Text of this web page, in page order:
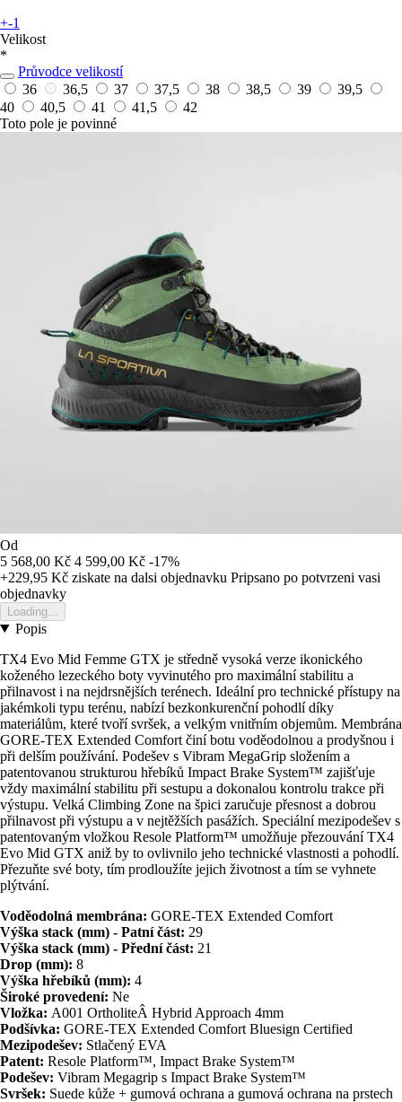
+-1
Velikost
*
Průvodce velikostí
36
36,5 37 37,5 38 38,5 39
39,5
40
40,5 41 41,5
42
Toto pole je povinné
Od
5 568,00 Kč 4 599,00 Kč -17%
+229,95 Kč ziskate na dalsi objednavku Pripsano po potvrzeni vasi
objednavky
Loading...
Popis
TX4 Evo Mid Femme GTX je středně vysoká verze ikonického
koženého lezeckého boty vyvinutého pro maximální stabilitu a
přilnavost i na nejdrsnějších terénech. Ideální pro technické přístupy na
jakémkoli typu terénu, nabízí bezkonkurenční pohodlí díky
materiálům, které tvoří svršek, a velkým vnitřním objemům. Membrána
GORE-TEX Extended Comfort činí botu voděodolnou a prodyšnou i
při delším používání. Podešev s Vibram MegaGrip složením a
patentovanou strukturou hřebíků Impact Brake System™ zajišťuje
vždy maximální stabilitu při sestupu a dokonalou kontrolu trakce při
výstupu. Velká Climbing Zone na špici zaručuje přesnost a dobrou
přilnavost při výstupu a v nejtěžších pasážích. Speciální mezipodešev s
patentovaným vložkou Resole Platform™ umožňuje přezouvání TX4
Evo Mid GTX aniž by to ovlivnilo jeho technické vlastnosti a pohodlí.
Přezuňte své boty, tím prodloužíte jejich životnost a tím se vyhnete
plýtvání.
Voděodolná membrána: GORE-TEX Extended Comfort
Výška stack (mm) - Patní část: 29
Výška stack (mm) - Přední část: 21
Drop (mm): 8
Výška hřebíků (mm): 4
Široké provedení: Ne
Vložka: A001 OrtholiteÂ Hybrid Approach 4mm
Podšívka: GORE-TEX Extended Comfort Bluesign Certified
Mezipodešev: Stlačený EVA
Patent: Resole Platform™, Impact Brake System™
Podešev: Vibram Megagrip s Impact Brake System™
Svršek: Suede kůže + gumová ochrana a gumová ochrana na prstech